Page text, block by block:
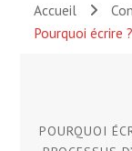
Accueil
Pourquoi écrire ?
POURQUOI